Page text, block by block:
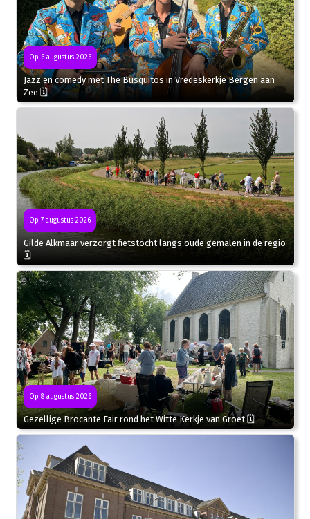
Op 6 augustus 2026
Jazz en comedy met The Busquitos in Vredeskerkje Bergen aan
Zee 🗓
Op 7 augustus 2026
Gilde Alkmaar verzorgt fietstocht langs oude gemalen in de regio
🗓
Op 8 augustus 2026
Gezellige Brocante Fair rond het Witte Kerkje van Groet 🗓